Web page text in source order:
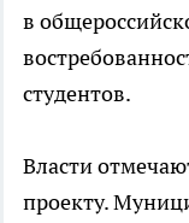
в
студентов.
Власти
проекту.